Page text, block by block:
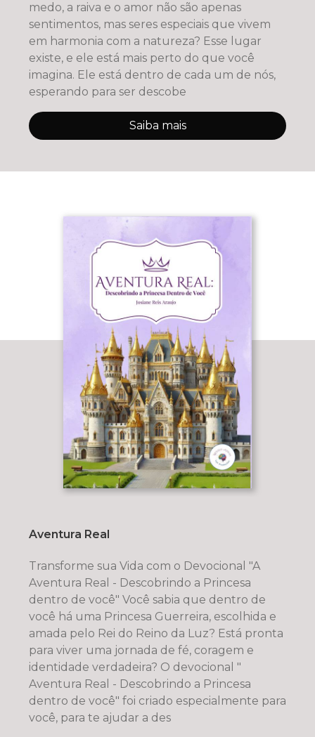
medo, a raiva e o amor não são apenas
sentimentos, mas seres especiais que vivem
em harmonia com a natureza? Esse lugar
existe, e ele está mais perto do que você
imagina. Ele está dentro de cada um de nós,
esperando para ser descobe
Saiba mais
Aventura Real
Transforme sua Vida com o Devocional "A
Aventura Real - Descobrindo a Princesa
dentro de você" Você sabia que dentro de
você há uma Princesa Guerreira, escolhida e
amada pelo Rei do Reino da Luz? Está pronta
para viver uma jornada de fé, coragem e
identidade verdadeira? O devocional "
Aventura Real - Descobrindo a Princesa
dentro de você" foi criado especialmente para
você, para te ajudar a des